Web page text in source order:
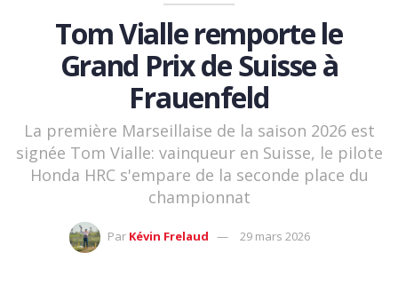
Tom Vialle remporte le
Grand Prix de Suisse à
Frauenfeld
La première Marseillaise de la saison 2026 est
signée Tom Vialle: vainqueur en Suisse, le pilote
Honda HRC s'empare de la seconde place du
championnat
Par Kévin Frelaud 29 mars 2026